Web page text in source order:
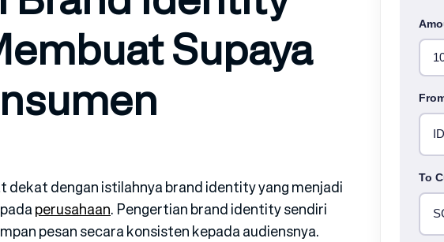
Supaya
dekat dengan istilahnya brand identity yang menjadi
perusahaan. Pengertian brand identity sendiri
pesan secara konsisten kepada audiensnya.
To